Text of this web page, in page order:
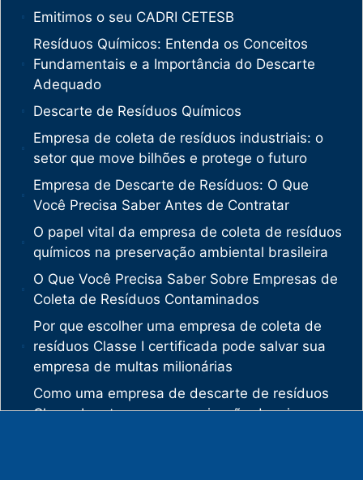
Emitimos o seu CADRI CETESB
Resíduos Químicos: Entenda os Conceitos
Fundamentais e a Importância do Descarte
Adequado
Descarte de Resíduos Químicos
Empresa de coleta de resíduos industriais: o
setor que move bilhões e protege o futuro
Empresa de Descarte de Resíduos: O Que
Você Precisa Saber Antes de Contratar
O papel vital da empresa de coleta de resíduos
químicos na preservação ambiental brasileira
O Que Você Precisa Saber Sobre Empresas de
Coleta de Resíduos Contaminados
Por que escolher uma empresa de coleta de
resíduos Classe I certificada pode salvar sua
empresa de multas milionárias
Como uma empresa de descarte de resíduos
Classe I protege sua organização de crimes